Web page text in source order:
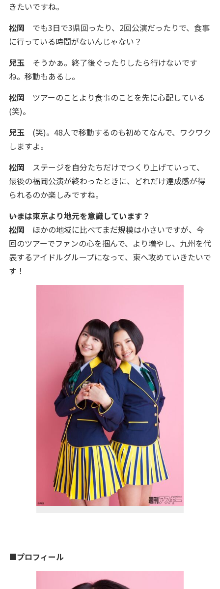
きたいですね。
松岡 でも3日で3県回ったり、2回公演だったりで、食事
に行っている時間がないんじゃない？
兒玉そうかぁ。終了後ぐったりしたら行けないです
ね。移動もあるし。
松岡 ツアーのことより食事のことを先に心配している
(笑)。
兒玉 (笑)。48人で移動するのも初めてなんで、ワクワク
しますよ。
松岡 ステージを自分たちだけでつくり上げていって、
最後の福岡公演が終わったときに、どれだけ達成感が得
られるのか楽しみですね。
――いまは東京より地元を意識しています？
松岡 ほかの地域に比べてまだ規模は小さいですが、今
回のツアーでファンの心を掴んで、より増やし、九州を代
表するアイドルグループになって、東へ攻めていきたいで
す！
■プロフィール